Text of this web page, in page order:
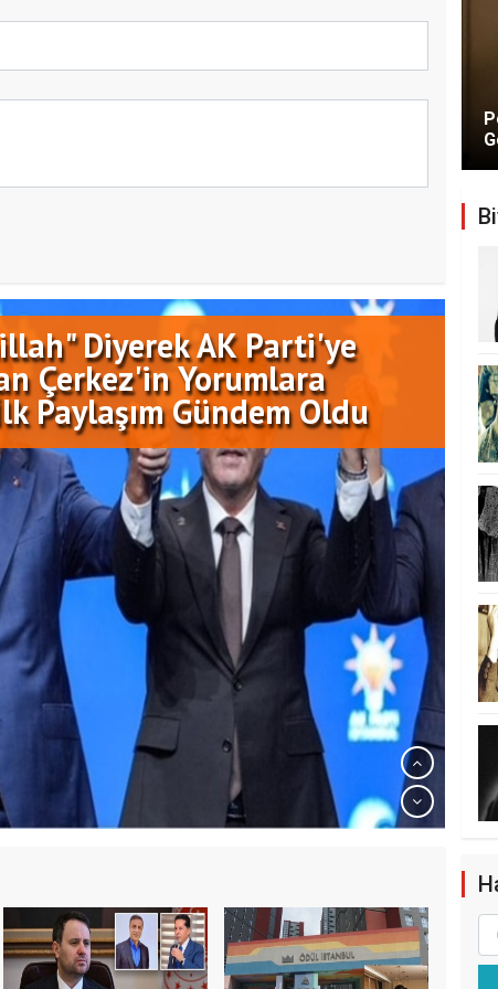
Diyerek AK Parti'ye
Çerkez'in Yorumlara
Paylaşım Gündem Oldu
Bin Kiralık Sosyal Konut
İlk Kura Eylülde